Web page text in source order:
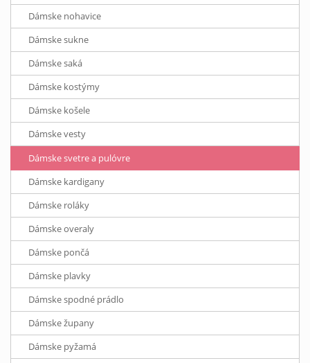
Dámske nohavice
Dámske sukne
Dámske saká
Dámske kostýmy
Dámske košele
Dámske vesty
Dámske svetre a pulóvre
Dámske kardigany
Dámske roláky
Dámske overaly
Dámske pončá
Dámske plavky
Dámske spodné prádlo
Dámske župany
Dámske pyžamá